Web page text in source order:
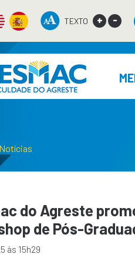
TEXTO + -
Notícias
do Agreste
de Pós-
às 15h29